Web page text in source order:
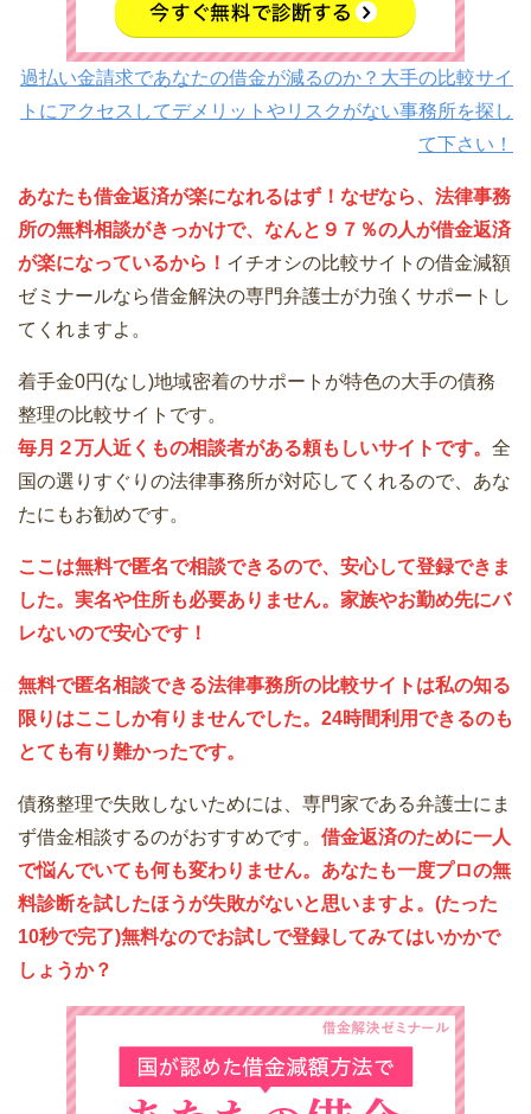
過払い金請求であなたの借金が減るのか？大手の比較サイ
トにアクセスしてデメリットやリスクがない事務所を探し
て下さい！
あなたも借金返済が楽になれるはず！なぜなら、法律事務
所の無料相談がきっかけで、なんと９７％の人が借金返済
が楽になっているから！ イチオシの比較サイトの借金減額
ゼミナールなら借金解決の専門弁護士が力強くサポートし
てくれますよ。
着手金0円(なし)地域密着のサポートが特色の大手の債務
整理の比較サイトです。
毎月２万人近くもの相談者がある頼もしいサイトです。 全
国の選りすぐりの法律事務所が対応してくれるので、あな
たにもお勧めです。
ここは無料で匿名で相談できるので、安心して登録できま
した。実名や住所も必要ありません。家族やお勤め先にバ
レないので安心です！
無料で匿名相談できる法律事務所の比較サイトは私の知る
限りはここしか有りませんでした。24時間利用できるのも
とても有り難かったです。
債務整理で失敗しないためには、専門家である弁護士にま
ず借金相談するのがおすすめです。 借金返済のために一人
で悩んでいても何も変わりません。あなたも一度プロの無
料診断を試したほうが失敗がないと思いますよ。(たった
10秒で完了)無料なのでお試しで登録してみてはいかかで
しょうか？